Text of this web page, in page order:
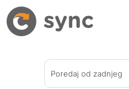
Poredaj od zadnjeg